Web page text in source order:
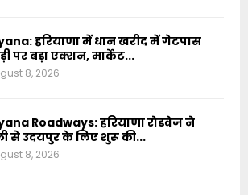
हरियाणा में धान खरीद में गेटपास
पर बड़ा एक्शन, मार्केट...
8, 2026
Roadways: हरियाणा रोडवेज ने
से उदयपुर के लिए शुरू की...
8, 2026